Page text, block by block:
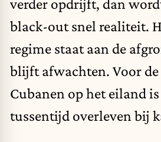
verder opdrijft, dan
black-out snel realiteit.
regime staat aan de
blijft afwachten. Voor
Cubanen op het eiland
tussentijd overleven bij